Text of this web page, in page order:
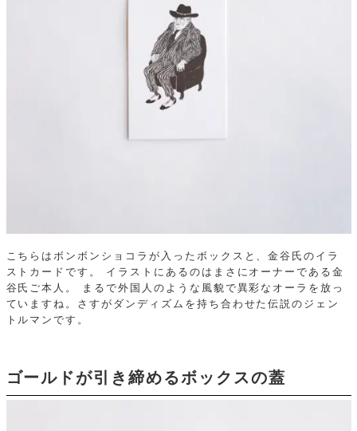
こちらはボンボンショコラが入ったボックスと、金谷氏のイラ
ストカードです。
イラストにあるのはまさにオーナーである金
谷氏ご本人。
まるで外国人のような風貌で異彩なオーラを放っ
ていますね。さすがダンディズムを持ち合わせた伝説のジェン
トルマンです。
ゴールドが引き締めるボックスの蓋